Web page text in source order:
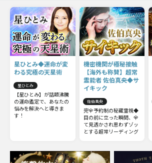
星ひとみ◆運命が変
わる究極の天星術
星ひとみ
【星ひとみ】が話題沸騰
の運命鑑定で、あなたの
悩みを解決へと導きま
す！
機密機関が極秘接触
【海外も称賛】超常
霊能者 佐伯真央◆サ
イキック
佐伯真央
完全予約制の秘蔵霊視◆
目の前に立った瞬間、全
て見透かされ思わずゾッ
とする超常リーディング